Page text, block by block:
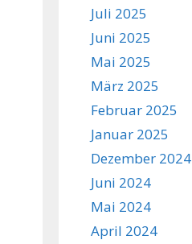
Juli 2025
Juni 2025
Mai 2025
März 2025
Februar 2025
Januar 2025
Dezember 2024
Juni 2024
Mai 2024
April 2024